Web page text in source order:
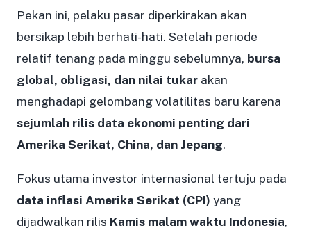
Pekan ini, pelaku pasar diperkirakan akan
bersikap lebih berhati-hati. Setelah periode
relatif tenang pada minggu sebelumnya, bursa
global, obligasi, dan nilai tukar akan
menghadapi gelombang volatilitas baru karena
sejumlah rilis data ekonomi penting dari
Amerika Serikat, China, dan Jepang.
Fokus utama investor internasional tertuju pada
data inflasi Amerika Serikat (CPI) yang
dijadwalkan rilis Kamis malam waktu Indonesia,